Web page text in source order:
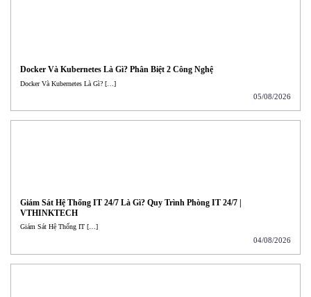
Docker Và Kubernetes Là Gì? Phân Biệt 2 Công Nghệ
Docker Và Kubernetes Là Gì? […]
05/08/2026
Giám Sát Hệ Thống IT 24/7 Là Gì? Quy Trình Phòng IT 24/7 |
VTHINKTECH
Giám Sát Hệ Thống IT […]
04/08/2026